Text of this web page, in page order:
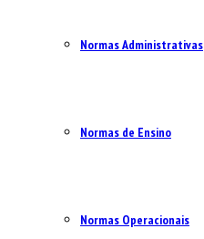
Normas Administrativas
Normas de Ensino
Normas Operacionais